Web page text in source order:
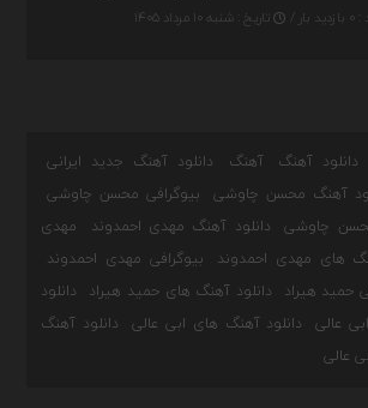
بار / تاریخ : شنبه ۱۰ مرداد ۱۴۰۵
دانلود آهنگ آهنگ
دانلود آهنگ جدید ایرانی
آهنگ محسن چاوشی
بیوگرافی محسن چاوشی
چاوشی
دانلود آهنگ مهدی احمدوند
مهدی
های مهدی احمدوند
بیوگرافی مهدی احمدوند
حمید هیراد دانلود آهنگ های حمید هیراد
دانلود
ابی عالی دانلود آهنگ های ابی عالی
دانلود آهنگ
عالی